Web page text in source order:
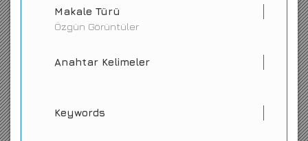
Makale Türü
Özgün Görüntüler
Anahtar Kelimeler
Keywords